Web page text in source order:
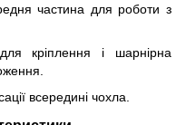
частина для роботи з
кріплення і шарнірна
всередині чохла.